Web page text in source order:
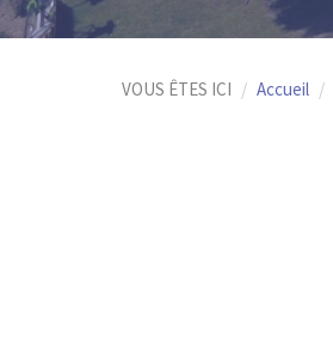
VOUS ÊTES ICI Accueil